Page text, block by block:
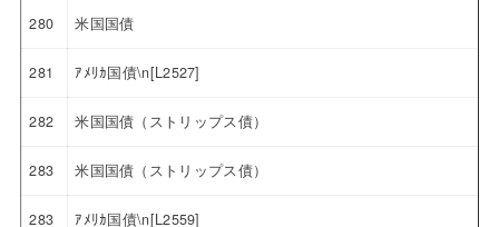
280 米国国債
281 ｱﾒﾘｶ国債\n[L2527]
282 米国国債（ストリップス債）
283 米国国債（ストリップス債）
283 ｱﾒﾘｶ国債\n[L2559]